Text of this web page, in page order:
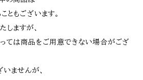
ともございます。
ますが、
ては商品をご用意できない場合がござ
ませんが、